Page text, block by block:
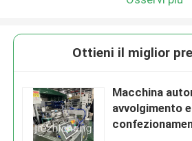
Ottieni il miglior
Macchina
avvolgimento e